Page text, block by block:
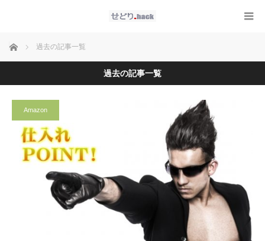
ホーム 過去の記事一覧
過去の記事一覧
Amazon